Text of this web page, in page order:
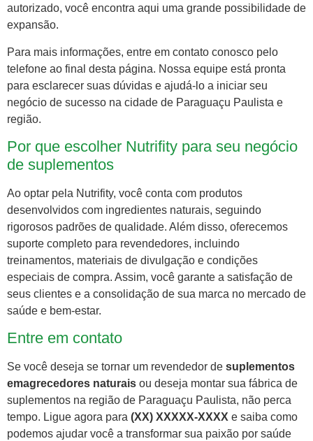
autorizado, você encontra aqui uma grande possibilidade de
expansão.
Para mais informações, entre em contato conosco pelo
telefone ao final desta página. Nossa equipe está pronta
para esclarecer suas dúvidas e ajudá-lo a iniciar seu
negócio de sucesso na cidade de Paraguaçu Paulista e
região.
Por que escolher Nutrifity para seu negócio
de suplementos
Ao optar pela Nutrifity, você conta com produtos
desenvolvidos com ingredientes naturais, seguindo
rigorosos padrões de qualidade. Além disso, oferecemos
suporte completo para revendedores, incluindo
treinamentos, materiais de divulgação e condições
especiais de compra. Assim, você garante a satisfação de
seus clientes e a consolidação de sua marca no mercado de
saúde e bem-estar.
Entre em contato
Se você deseja se tornar um revendedor de suplementos
emagrecedores naturais ou deseja montar sua fábrica de
suplementos na região de Paraguaçu Paulista, não perca
tempo. Ligue agora para (XX) XXXXX-XXXX e saiba como
podemos ajudar você a transformar sua paixão por saúde